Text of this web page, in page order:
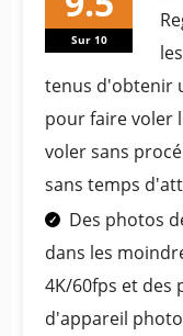
Sur 10
tenus d'obtenir
pour faire voler
voler sans
sans temps
Des photos
dans les
4K/60fps et des
d'appareil